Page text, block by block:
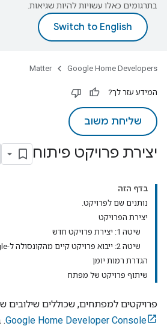
בתרגומים כאלו עשויות להיות שגיאות.
Google Home Developers
Matter
המידע עזר לך?
שליחת משוב
יצירת פרויקט פיתוח
בדף הזה
נותנים שם לפרויקט.
יצירת הפרויקט
שיטה 1: יצירת פרויקט חדש
שיטה 2: ייבוא פרויקט קיים מהקונסולה ל-Actions on Google
הגדרת רמות יומן
שיתוף פרויקט של מפתח
פרויקטים למפתחים, שכוללים שילובים
Google Home Developer Console
.